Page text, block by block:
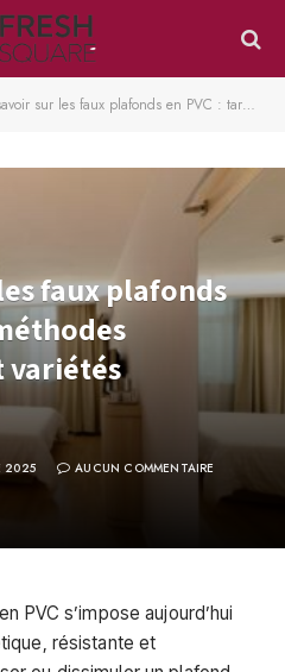
les faux plafonds en PVC : tarifs, méthodes d’installation et variétés disponibles
faux plafonds
variétés
2025
AUCUN COMMENTAIRE
PVC s’impose aujourd’hui
résistante et